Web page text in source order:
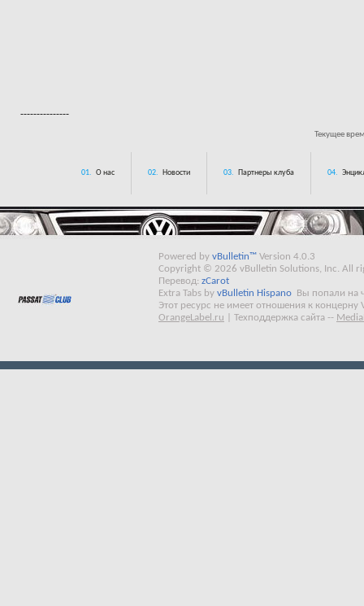
---------------
Текущее
01. О нас 02. Новости 03. Партнеры клуба 04.
Powered by vBulletin™ Version 4.0.3
Copyright © 2026 vBulletin Solutions, Inc. All
Перевод: zCarot
Extra Tabs by vBulletin Hispano
Вы попали на
Этот ресурс не имеет отношения к концерну
OrangeLabel.ru
Техподдержка сайта --